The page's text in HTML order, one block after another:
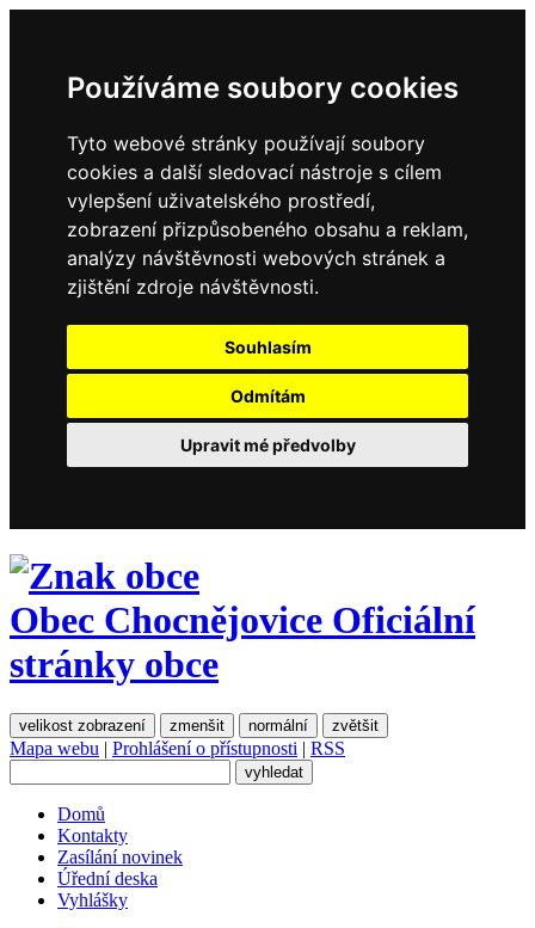
Používáme soubory cookies
Tyto webové stránky používají soubory
cookies a další sledovací nástroje s cílem
vylepšení uživatelského prostředí,
zobrazení přizpůsobeného obsahu a reklam,
analýzy návštěvnosti webových stránek a
zjištění zdroje návštěvnosti.
Souhlasím
Odmítám
Upravit mé předvolby
Obec Chocnějovice Oficiální
stránky obce
velikost zobrazení zmenšit normální zvětšit
Mapa webu | Prohlášení o přístupnosti | RSS
Domů
Kontakty
Zasílání novinek
Úřední deska
Vyhlášky